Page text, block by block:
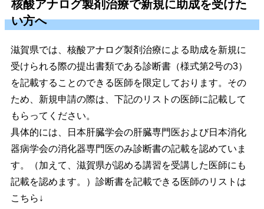
核酸アナログ製剤治療で新規に助成を受けた
い方へ
滋賀県では、核酸アナログ製剤治療による助成を新規に
受けられる際の提出書類である診断書（様式第2号の3）
を記載することのできる医師を限定しております。その
ため、新規申請の際は、下記のリストの医師に記載して
もらってください。
具体的には、日本肝臓学会の肝臓専門医および日本消化
器病学会の消化器専門医のみ診断書の記載を認めていま
す。（加えて、滋賀県が認める講習を受講した医師にも
記載を認めます。）診断書を記載できる医師のリストは
こちら↓